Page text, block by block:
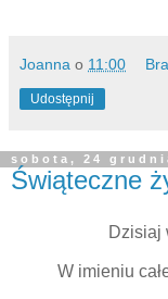
Joanna o 11:00
Udostępnij
sobota, 24
Świąteczne
Dzisiaj
W imieniu